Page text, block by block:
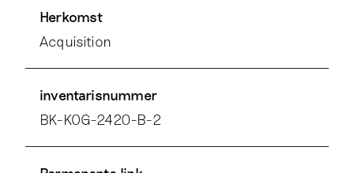
Herkomst
Acquisition
inventarisnummer
BK-KOG-2420-B-2